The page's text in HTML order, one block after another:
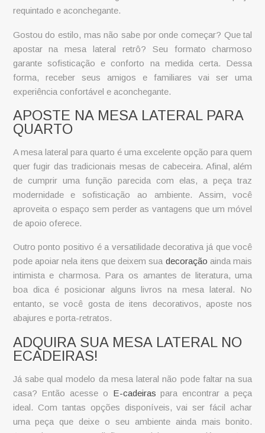
requintado e aconchegante.
Gostou do estilo, mas não sabe por onde começar? Que tal
apostar namesa lateral retrô? Seu formato charmoso
garante sofisticação e conforto na medida certa. Dessa
forma, receber seus amigos e familiares vai ser uma
experiência confortável e aconchegante.
APOSTE NA MESA LATERAL PARA
QUARTO
Amesa lateral para quarto é uma excelente opção para quem
quer fugir das tradicionais mesas de cabeceira. Afinal, além
de cumprir uma função parecida com elas, a peça traz
modernidade e sofisticação ao ambiente. Assim, você
aproveita o espaço sem perder as vantagens que um móvel
de apoio oferece.
Outro ponto positivo é a versatilidade decorativa já que você
pode apoiar nela itens que deixem sua decoração ainda mais
intimista e charmosa. Para os amantes de literatura, uma
boa dica é posicionar alguns livros na mesa lateral. No
entanto, se você gosta de itens decorativos, aposte nos
abajures e porta-retratos.
ADQUIRA SUA MESA LATERAL NO
ECADEIRAS!
Já sabe qual modelo da mesa lateral não pode faltar na sua
casa? Então acesse o E-cadeiras para encontrar a peça
ideal. Com tantas opções disponíveis, vai ser fácil achar
uma peça que deixe o seu ambiente ainda mais bonito.